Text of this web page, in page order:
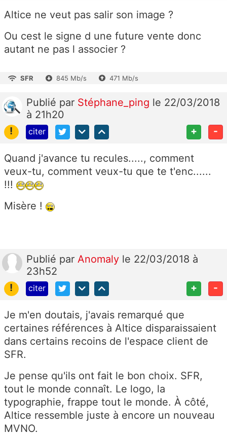
Altice ne veut pas salir son image ?
Ou cest le signe d une future vente donc
autant ne pas l associer ?
SFR 845 Mb/s 471 Mb/s
Publié par Stéphane_ping le 22/03/2018
à 21h20
!
citer + -
Quand j'avance tu recules....., comment
veux-tu, comment veux-tu que te t'enc......
!!!
Misère !
Publié par Anomaly le 22/03/2018 à
23h52
!
citer + -
Je m'en doutais, j'avais remarqué que
certaines références à Altice disparaissaient
dans certains recoins de l'espace client de
SFR.
Je pense qu'ils ont fait le bon choix. SFR,
tout le monde connaît. Le logo, la
typographie, frappe tout le monde. À côté,
Altice ressemble juste à encore un nouveau
MVNO.